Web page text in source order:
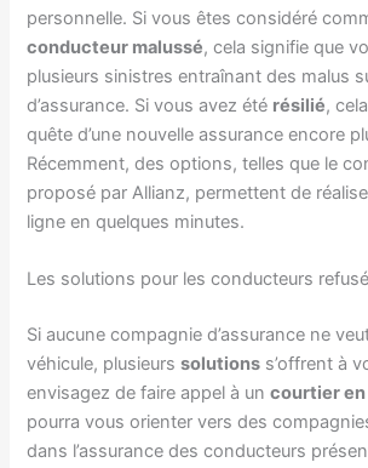
personnelle. Si vous êtes considéré
conducteur malussé, cela signifie que
plusieurs sinistres entraînant des malus
d’assurance. Si vous avez été résilié,
quête d’une nouvelle assurance encore
Récemment, des options, telles que le
proposé par Allianz, permettent de
ligne en quelques minutes.
Les solutions pour les conducteurs
Si aucune compagnie d’assurance ne
véhicule, plusieurssolutions s’offrent à
envisagez de faire appel à uncourtier en
pourra vous orienter vers des
dans l’assurance des conducteurs